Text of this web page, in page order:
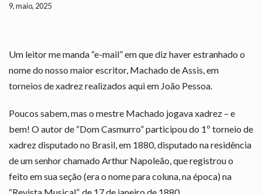
9, maio, 2025
Um leitor me manda “e-mail” em que diz haver estranhado o
nome do nosso maior escritor, Machado de Assis, em
torneios de xadrez realizados aqui em João Pessoa.
Poucos sabem, mas o mestre Machado jogava xadrez – e
bem! O autor de “Dom Casmurro” participou do 1º torneio de
xadrez disputado no Brasil, em 1880, disputado na residência
de um senhor chamado Arthur Napoleão, que registrou o
feito em sua seção (era o nome para coluna, na época) na